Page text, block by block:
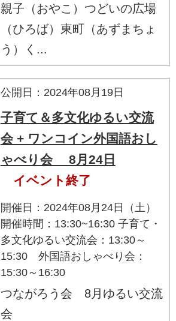
親子（おやこ）つどいの広場
（ひろば）東町（あずまちょ
う）く...
公開日：2024年08月19日
子育て＆多文化ゆるい交流
会 + ワンコイン外国語おし
ゃべり会 8月24日
イベント終了
開催日：2024年08月24日（土）
開催時間：13:30~16:30 子育て・
多文化ゆるい交流会：13:30～
15:30 外国語おしゃべり会：
15:30～16:30
つながろう会 8月ゆるい交流
会